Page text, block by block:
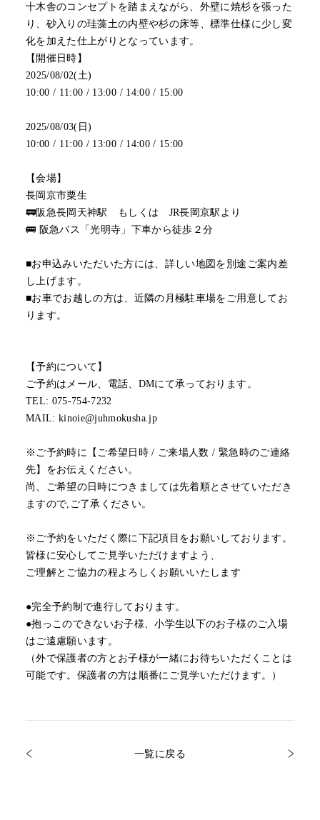
十木舎のコンセプトを踏まえながら、外壁に焼杉を張った
り、砂入りの珪藻土の内壁や杉の床等、標準仕様に少し変
化を加えた仕上がりとなっています。
【開催日時】
2025/08/02(土)
10:00 / 11:00 / 13:00 / 14:00 / 15:00
2025/08/03(日)
10:00 / 11:00 / 13:00 / 14:00 / 15:00
【会場】
長岡京市粟生
🚃阪急長岡天神駅 もしくは JR長岡京駅より
🚌 阪急バス「光明寺」下車から徒歩２分
■お申込みいただいた方には、詳しい地図を別途ご案内差
し上げます。
■お車でお越しの方は、近隣の月極駐車場をご用意してお
ります。
【予約について】
ご予約はメール、電話、DMにて承っております。
TEL: 075-754-7232
MAIL: kinoie@juhmokusha.jp
※ご予約時に【ご希望日時 / ご来場人数 / 緊急時のご連絡
先】をお伝えください。
尚、ご希望の日時につきましては先着順とさせていただき
ますので,ご了承ください。
※ご予約をいただく際に下記項目をお願いしております。
皆様に安心してご見学いただけますよう、
ご理解とご協力の程よろしくお願いいたします
●完全予約制で進行しております。
●抱っこのできないお子様、小学生以下のお子様のご入場
はご遠慮願います。
（外で保護者の方とお子様が一緒にお待ちいただくことは
可能です。保護者の方は順番にご見学いただけます。）
一覧に戻る